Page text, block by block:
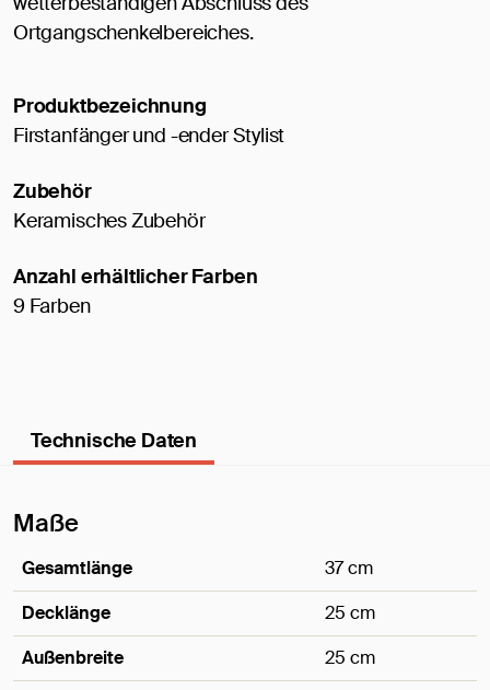
Ortgangschenkelbereiches.
Produktbezeichnung
Firstanfänger und -ender Stylist
Zubehör
Keramisches Zubehör
Anzahl erhältlicher Farben
9 Farben
Technische Daten
Maße
Gesamtlänge
37 cm
Decklänge
25 cm
Außenbreite
25 cm